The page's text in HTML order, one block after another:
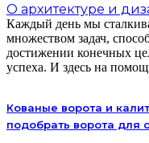
О архитектуре и
Каждый день мы
множеством задач,
достижении конечных
успеха. И здесь на
Кованые ворота и
подобрать ворота для